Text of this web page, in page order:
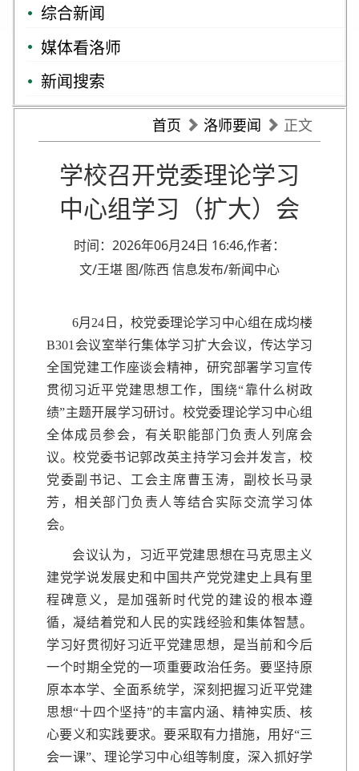
综合新闻
媒体看洛师
新闻搜索
首页 洛师要闻 正文
学校召开党委理论学习
中心组学习（扩大）会
时间：2026年06月24日 16:46,作者：
文/王堪 图/陈西 信息发布/新闻中心
6月24日，校党委理论学习中心组在成均楼
B301会议室举行集体学习扩大会议，传达学习
全国党建工作座谈会精神，研究部署学习宣传
贯彻习近平党建思想工作，围绕“靠什么树政
绩”主题开展学习研讨。校党委理论学习中心组
全体成员参会，有关职能部门负责人列席会
议。校党委书记郭改英主持学习会并发言，校
党委副书记、工会主席曹玉涛，副校长马录
芳，相关部门负责人等结合实际交流学习体
会。
会议认为，习近平党建思想在马克思主义
建党学说发展史和中国共产党党建史上具有里
程碑意义，是加强新时代党的建设的根本遵
循，凝结着党和人民的实践经验和集体智慧。
学习好贯彻好习近平党建思想，是当前和今后
一个时期全党的一项重要政治任务。要坚持原
原本本学、全面系统学，深刻把握习近平党建
思想“十四个坚持”的丰富内涵、精神实质、核
心要义和实践要求。要采取有力措施，用好“三
会一课”、理论学习中心组等制度，深入抓好学